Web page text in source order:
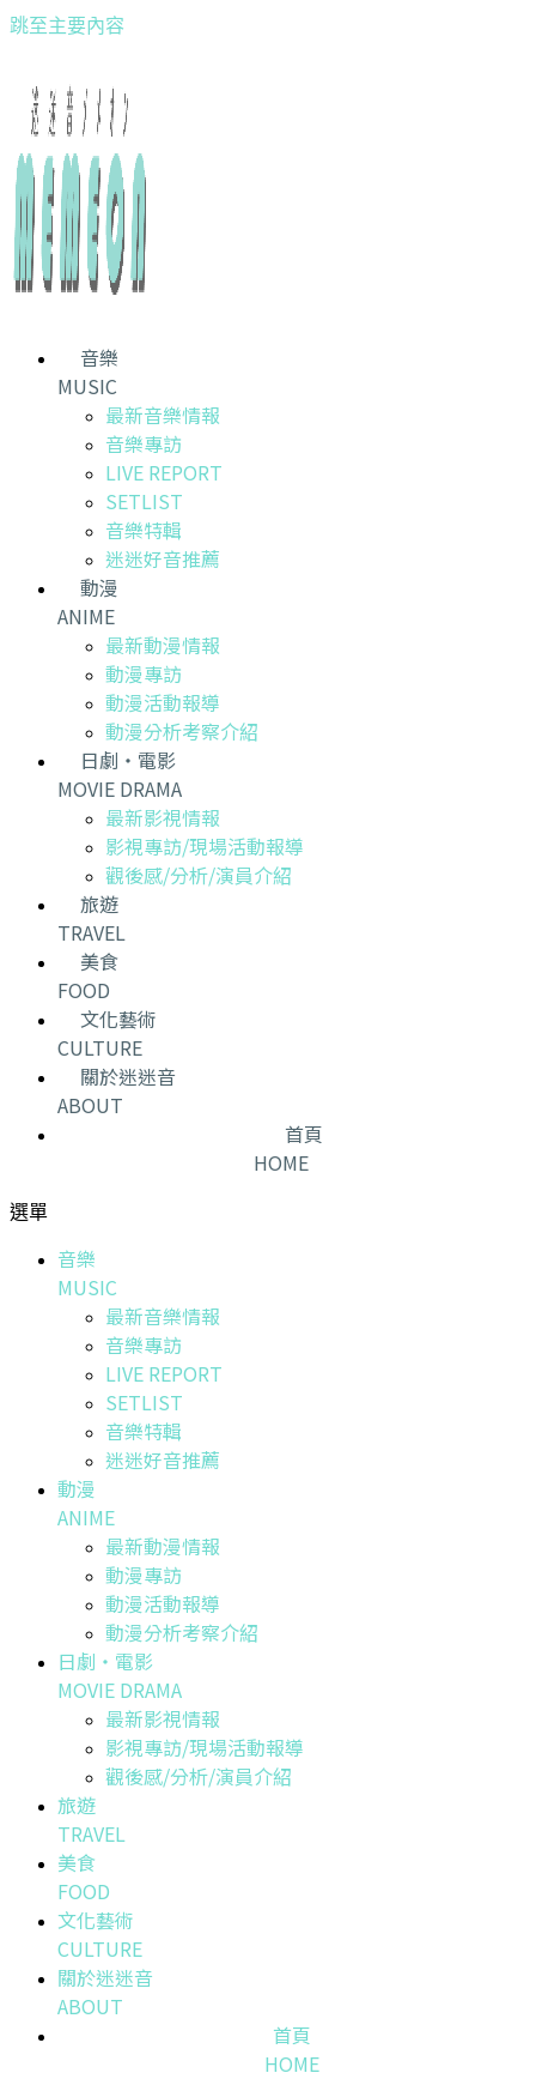
跳至主要內容
音樂
MUSIC
最新音樂情報
音樂專訪
LIVE REPORT
SETLIST
音樂特輯
迷迷好音推薦
動漫
ANIME
最新動漫情報
動漫專訪
動漫活動報導
動漫分析考察介紹
日劇・電影
MOVIE DRAMA
最新影視情報
影視專訪/現場活動報導
觀後感/分析/演員介紹
旅遊
TRAVEL
美食
FOOD
文化藝術
CULTURE
關於迷迷音
ABOUT
首頁
HOME
選單
音樂
MUSIC
最新音樂情報
音樂專訪
LIVE REPORT
SETLIST
音樂特輯
迷迷好音推薦
動漫
ANIME
最新動漫情報
動漫專訪
動漫活動報導
動漫分析考察介紹
日劇・電影
MOVIE DRAMA
最新影視情報
影視專訪/現場活動報導
觀後感/分析/演員介紹
旅遊
TRAVEL
美食
FOOD
文化藝術
CULTURE
關於迷迷音
ABOUT
首頁
HOME